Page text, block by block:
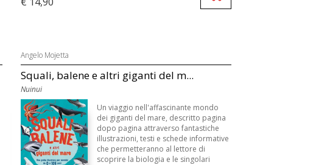
Angelo Mojetta
Squali, balene e altri giganti del m...
Nuinui
Un viaggio nell'affascinante mondo
dei giganti del mare, descritto pagina
dopo pagina attraverso fantastiche
illustrazioni, testi e schede informative
che permetteranno al lettore di
scoprire la biologia e le singolari